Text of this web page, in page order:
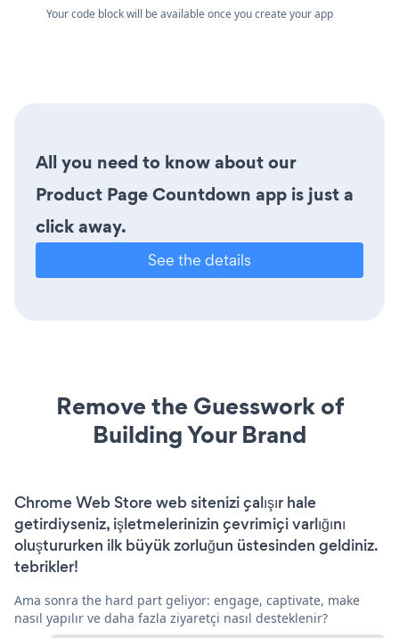
Your code block will be available once you create your app
All you need to know about our
Product Page Countdown app is just a
click away.
See the details
Remove the Guesswork of
Building Your Brand
Chrome Web Store web sitenizi çalışır hale
getirdiyseniz, işletmelerinizin çevrimiçi varlığını
oluştururken ilk büyük zorluğun üstesinden geldiniz.
tebrikler!
Ama sonra the hard part geliyor: engage, captivate, make
nasıl yapılır ve daha fazla ziyaretçi nasıl desteklenir?